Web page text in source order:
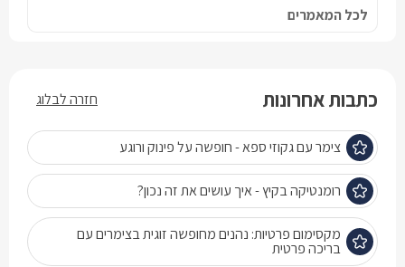
לכל המאמרים
כתבות אחרונות
צימר עם גקוזי ספא - חופשה על פינוק ורוגע
רומנטיקה בקיץ - איך עושים את זה נכון?
מקסימום פרטיות: נהנים מחופשה זוגית בצימרים עם
בריכה פרטית
חזרה לבלוג